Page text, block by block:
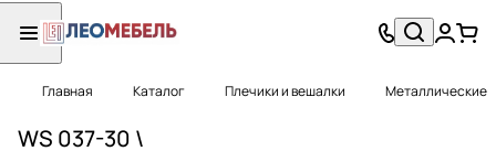
Главная Каталог Плечики и вешалки Металлические
WS 037-30 \